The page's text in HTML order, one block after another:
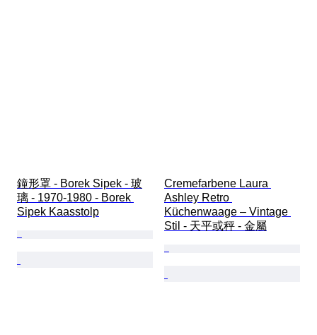
鐘形罩 - Borek Sipek - 玻
璃 - 1970-1980 - Borek
Sipek Kaasstolp
Cremefarbene Laura
Ashley Retro
Küchenwaage – Vintage
Stil - 天平或秤 - 金屬